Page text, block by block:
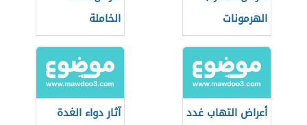
الهرمونات
الخاملة
أعراض التهاب غدد
آثار دواء الغدة